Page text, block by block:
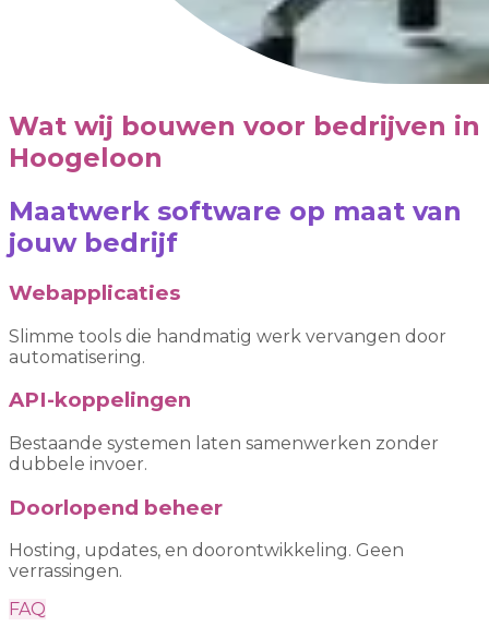
Wat wij bouwen voor bedrijven in
Hoogeloon
Maatwerk software op maat van
jouw bedrijf
Webapplicaties
Slimme tools die handmatig werk vervangen door
automatisering.
API-koppelingen
Bestaande systemen laten samenwerken zonder
dubbele invoer.
Doorlopend beheer
Hosting, updates, en doorontwikkeling. Geen
verrassingen.
FAQ